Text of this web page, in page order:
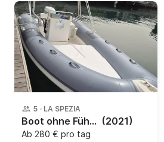
5 · LA SPEZIA
Boot ohne Führerschein Bsc 9 550 30PS (2021)
Ab 280 € pro tag